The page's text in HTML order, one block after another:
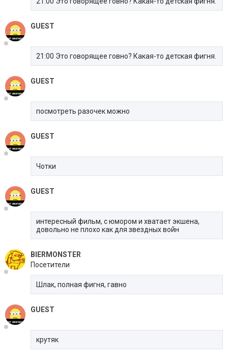
GUEST
21:00 Это говорящее говно? Какая-то детская фигня.
GUEST
посмотреть разочек можно
GUEST
Чотки
GUEST
интересный фильм, с юмором и хватает экшена,
довольно не плохо как для звездных войн
BIERMONSTER
Посетители
Шлак, полная фигня, гавно
GUEST
крутяк